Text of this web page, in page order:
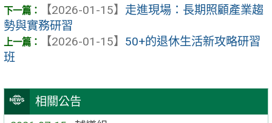
相關公告
【2026-01-15】 走進現場：長期照顧產業趨
勢與實務研習
【2026-01-15】 50+的退休生活新攻略研習
班